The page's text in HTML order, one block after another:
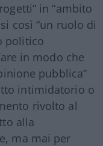
in “ambito
così “un ruolo di
politico
in modo che
pubblica”
intimidatorio o
rivolto al
alla
ma mai per